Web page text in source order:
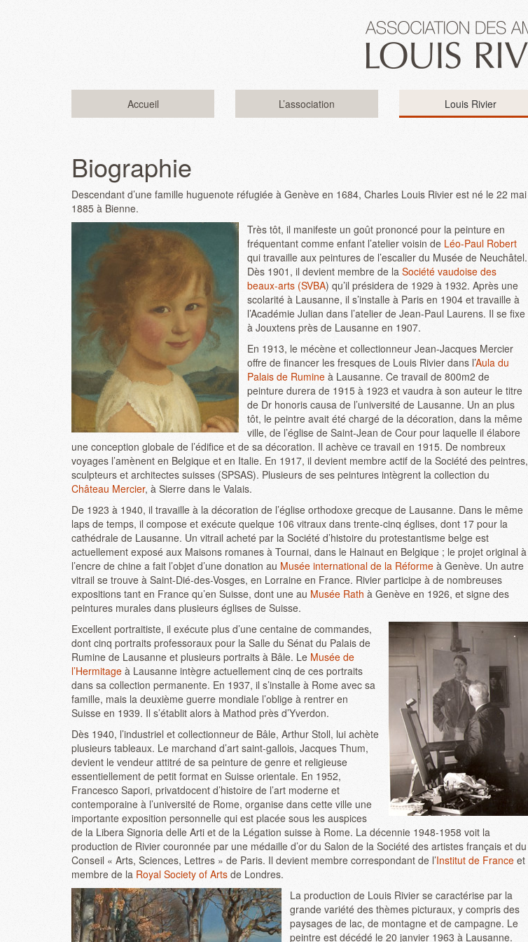
Accueil L’association Louis Rivier
Biographie
Descendant d’une famille huguenote réfugiée à Genève en 1684, Charles Louis Rivier est né le 22 mai
1885 à Bienne.
Très tôt, il manifeste un goût prononcé pour la peinture en
fréquentant comme enfant l’atelier voisin de Léo-Paul Robert
qui travaille aux peintures de l’escalier du Musée de Neuchâtel.
Dès 1901, il devient membre de la Société vaudoise des
beaux-arts (SVBA) qu’il présidera de 1929 à 1932. Après une
scolarité à Lausanne, il s’installe à Paris en 1904 et travaille à
l’Académie Julian dans l’atelier de Jean-Paul Laurens. Il se fixe
à Jouxtens près de Lausanne en 1907.
En 1913, le mécène et collectionneur Jean-Jacques Mercier
offre de financer les fresques de Louis Rivier dans l’Aula du
Palais de Rumine à Lausanne. Ce travail de 800m2 de
peinture durera de 1915 à 1923 et vaudra à son auteur le titre
de Dr honoris causa de l’université de Lausanne. Un an plus
tôt, le peintre avait été chargé de la décoration, dans la même
ville, de l’église de Saint-Jean de Cour pour laquelle il élabore
une conception globale de l’édifice et de sa décoration. Il achève ce travail en 1915. De nombreux
voyages l’amènent en Belgique et en Italie. En 1917, il devient membre actif de la Société des peintres,
sculpteurs et architectes suisses (SPSAS). Plusieurs de ses peintures intègrent la collection du
Château Mercier, à Sierre dans le Valais.
De 1923 à 1940, il travaille à la décoration de l’église orthodoxe grecque de Lausanne. Dans le même
laps de temps, il compose et exécute quelque 106 vitraux dans trente-cinq églises, dont 17 pour la
cathédrale de Lausanne. Un vitrail acheté par la Société d’histoire du protestantisme belge est
actuellement exposé aux Maisons romanes à Tournai, dans le Hainaut en Belgique ; le projet original à
l’encre de chine a fait l’objet d’une donation au Musée international de la Réforme à Genève. Un autre
vitrail se trouve à Saint-Dié-des-Vosges, en Lorraine en France. Rivier participe à de nombreuses
expositions tant en France qu’en Suisse, dont une au Musée Rath à Genève en 1926, et signe des
peintures murales dans plusieurs églises de Suisse.
Excellent portraitiste, il exécute plus d’une centaine de commandes,
dont cinq portraits professoraux pour la Salle du Sénat du Palais de
Rumine de Lausanne et plusieurs portraits à Bâle. Le Musée de
l’Hermitage à Lausanne intègre actuellement cinq de ces portraits
dans sa collection permanente. En 1937, il s’installe à Rome avec sa
famille, mais la deuxième guerre mondiale l’oblige à rentrer en
Suisse en 1939. Il s’établit alors à Mathod près d’Yverdon.
Dès 1940, l’industriel et collectionneur de Bâle, Arthur Stoll, lui achète
plusieurs tableaux. Le marchand d’art saint-gallois, Jacques Thum,
devient le vendeur attitré de sa peinture de genre et religieuse
essentiellement de petit format en Suisse orientale. En 1952,
Francesco Sapori, privatdocent d’histoire de l’art moderne et
contemporaine à l’université de Rome, organise dans cette ville une
importante exposition personnelle qui est placée sous les auspices
de la Libera Signoria delle Arti et de la Légation suisse à Rome. La décennie 1948-1958 voit la
production de Rivier couronnée par une médaille d’or du Salon de la Société des artistes français et du
Conseil « Arts, Sciences, Lettres » de Paris. Il devient membre correspondant de l’Institut de France et
membre de la Royal Society of Arts de Londres.
La production de Louis Rivier se caractérise par la
grande variété des thèmes picturaux, y compris des
paysages de lac, de montagne et de campagne. Le
peintre est décédé le 20 janvier 1963 à Lausanne.